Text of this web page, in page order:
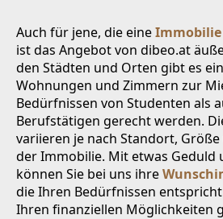
Auch für jene, die eine
ist das Angebot von dibeo.at
den Städten und Orten gibt es
Wohnungen und Zimmern zur
Bedürfnissen von Studenten als
Berufstätigen gerecht werden.
variieren je nach Standort,
der Immobilie. Mit etwas Geduld
können Sie bei uns ihre
die Ihren Bedürfnissen
Ihren finanziellen Möglichkeiten